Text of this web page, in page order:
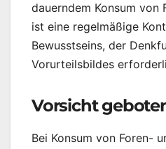
dauerndem Konsum von
ist eine regelmäßige
Bewusstseins, der
Vorurteilsbildes
Vorsicht
Bei Konsum von Foren-